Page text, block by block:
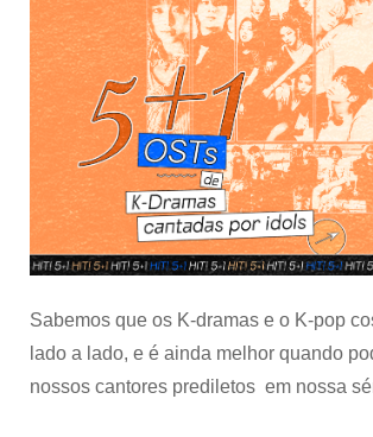
idols
Sabemos que os K-dramas e o K-pop
lado a lado, e é ainda melhor quando
nossos cantores prediletos em nossa